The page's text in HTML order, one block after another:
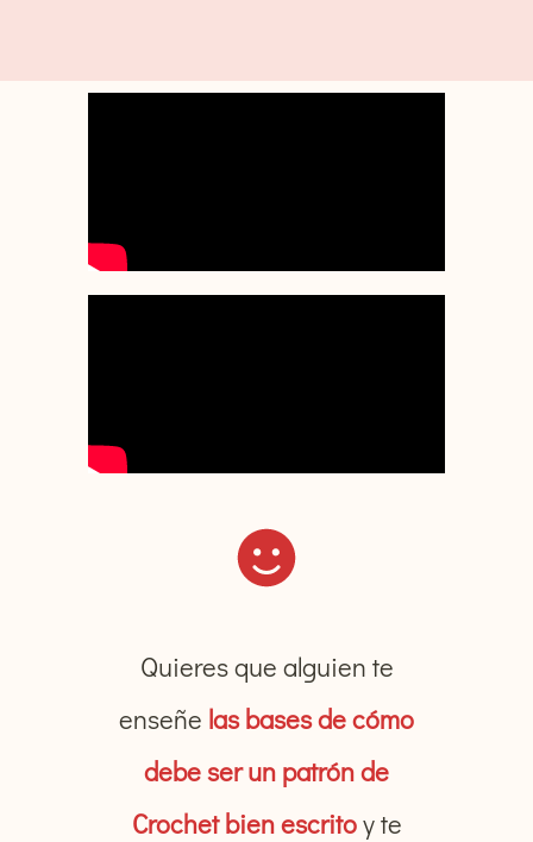
Quieres que alguien te
enseñe las bases de cómo
debe ser un patrón de
Crochet bien escritoy te